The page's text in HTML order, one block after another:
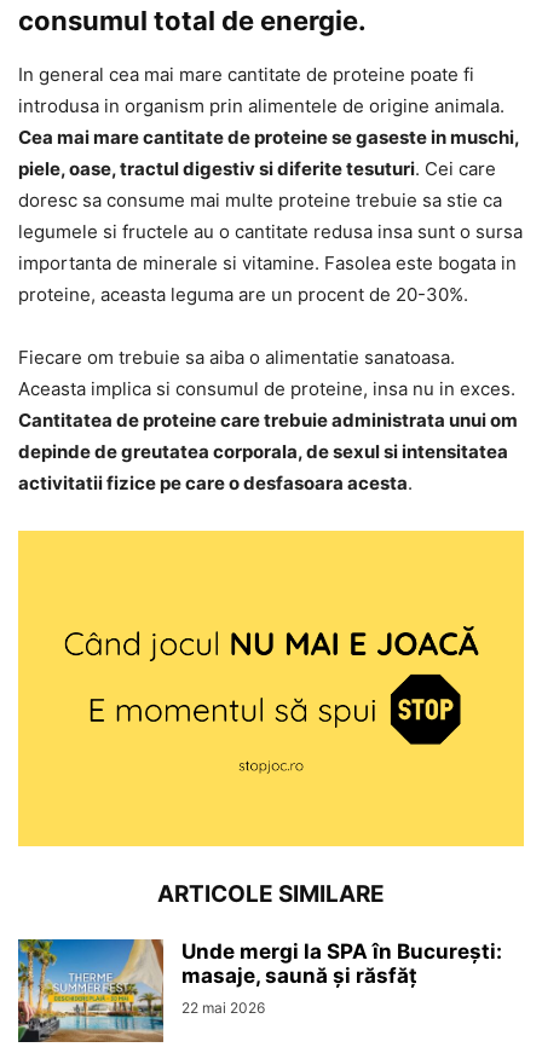
consumul total de energie.
In general cea mai mare cantitate de proteine poate fi
introdusa in organism prin alimentele de origine animala.
Cea mai mare cantitate de proteine se gaseste in muschi,
piele, oase, tractul digestiv si diferite tesuturi. Cei care
doresc sa consume mai multe proteine trebuie sa stie ca
legumele si fructele au o cantitate redusa insa sunt o sursa
importanta de minerale si vitamine. Fasolea este bogata in
proteine, aceasta leguma are un procent de 20-30%.
Fiecare om trebuie sa aiba o alimentatie sanatoasa.
Aceasta implica si consumul de proteine, insa nu in exces.
Cantitatea de proteine care trebuie administrata unui om
depinde de greutatea corporala, de sexul si intensitatea
activitatii fizice pe care o desfasoara acesta.
ARTICOLE SIMILARE
Unde mergi la SPA în București:
masaje, saună și răsfăț
22 mai 2026